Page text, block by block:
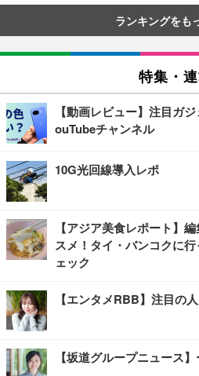
ランキングをも
特集・
【動画レビュー】注目ガ
ouTubeチャンネル
10G光回線導入レポ
【アジア美食レポート】
スメ！タイ・バンコクに
ェック
【エンタメRBB】注目の
【坂道グループニュース